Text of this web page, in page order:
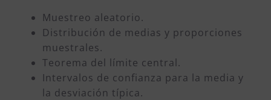
Muestreo aleatorio.
Distribución de medias y proporciones
muestrales.
Teorema del límite central.
Intervalos de confianza para la media y
la desviación típica.